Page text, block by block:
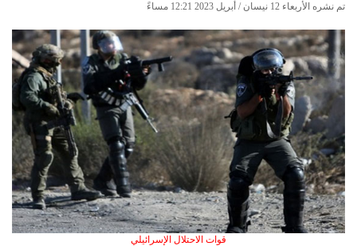
تم نشره الأربعاء 12 نيسان / أبريل 2023 12:21 مساءً
قوات الاحتلال الإسرائيلي